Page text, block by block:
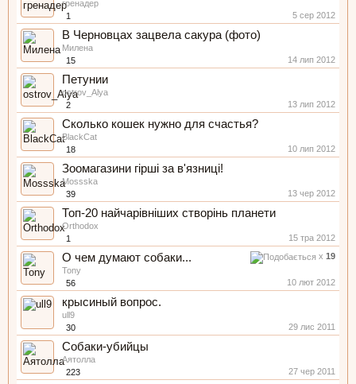
гренадер
1
5 сер 2012
В Черновцах зацвела сакура (фото)
Милена
15
14 лип 2012
Петунии
ostrov_Alya
2
13 лип 2012
Сколько кошек нужно для счастья?
BlackCat
18
10 лип 2012
Зоомагазини гірші за в'язниці!
Mossska
39
13 чер 2012
Топ-20 найчарівніших створінь планети
Orthodox
1
15 тра 2012
x 19
О чем думают собаки...
Tony
56
10 лют 2012
крысиный вопрос.
ull9
30
29 лис 2011
Собаки-убийцы
Аятолла
223
27 чер 2011